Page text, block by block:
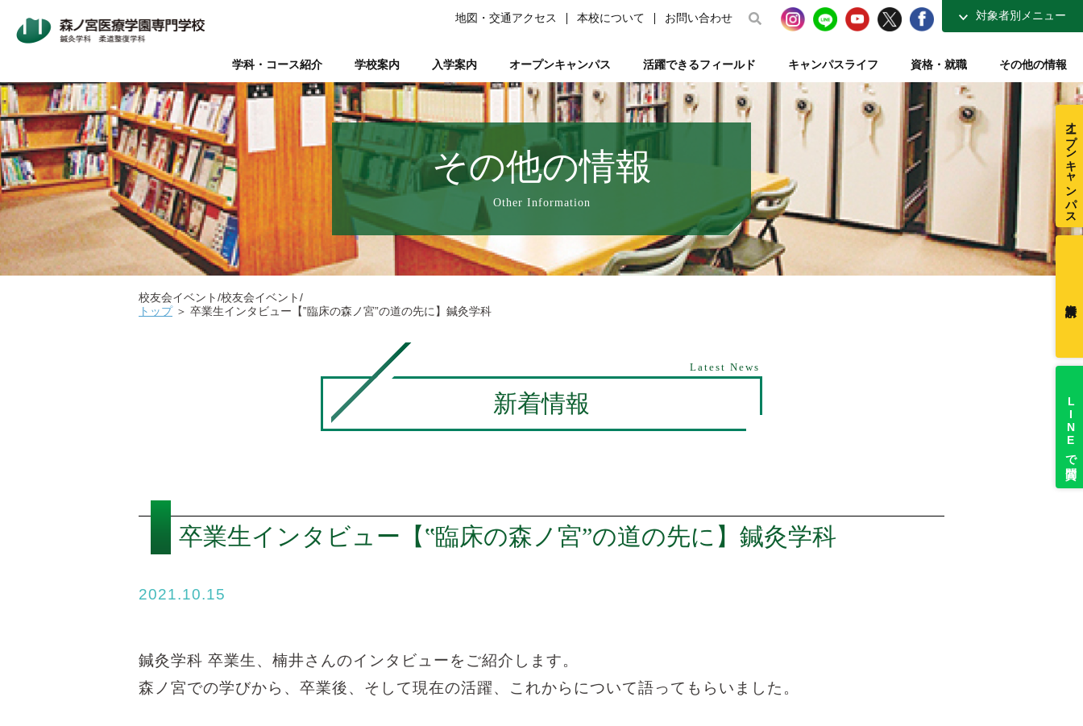
地図・交通アクセス 本校について お問い合わせ 対象者別メニュー
高校生の方へ
社会人・大学生の方へ
在校生ページ
卒業生の方へ
採用ご担当者様へ
学科・コース紹介
Wライセンス制度（鍼灸師+柔道整復師） 鍼灸学科 柔道整復学科 柔整トレーナーコース 夜間コース特集
学校案内
本校について 『臨床の森ノ宮』と呼ばれる理由 校長あいさつ 鍼灸学科 講師紹介 柔道整復学科 講師紹介 施設・図書室紹介
データで見る森ノ宮 動画で知る森ノ宮 森ノ宮の医療×スポーツ スポーツ臨床センター
医療の総合学園 【森ノ宮医療学園】のご紹介 はりきゅうミュージアム
入学案内
入学案内 AO入試 スポーツ特別AO入試 柔道特別AO入試 公募推薦入試 指定校推薦入試 一般入試【テキスト入試】
社会人推薦入試 医療人入試 在校生・卒業生入試 学費・奨学金
オープンキャンパス
オープンキャンパス 平日ミニオープンキャンパス AO入試対策講座
活躍できるフィールド
鍼灸師とは 美容鍼とは 柔道整復師とは スポーツトレーナーとは 柔道整復師と整体師の違い
柔道整復師と理学療法士の違い 女性必見！一緒にめざそモリジョ。
キャンパスライフ
在校生・卒業生の声 学生サポート 学習サポート【学びを支える】 国試サポート【資格取得を支える】
キャリアサポート【就職・開業を支える】 卒業後のサポート【卒業後の活躍を支える】
学生のための保育園【みどりの風保育園】
資格・就職
Wライセンス制度 パーソナルトレーナー資格取得講座 アロマコーディネーター資格取得講座
その他の情報
新着情報 Q&A（よくある質問） 研究活動 フリー冊子【ここ＋から(PLUS)】 テレビ・ラジオ放送【元気もりもり学園】
情報の公表 関係団体ページ お問い合わせ
その他の情報
Other Information
校友会イベント/校友会イベント/
トップ＞ 卒業生インタビュー【‟臨床の森ノ宮”の道の先に】鍼灸学科
新着情報
Latest News
卒業生インタビュー【‟臨床の森ノ宮”の道の先に】鍼灸学科
2021.10.15
鍼灸学科 卒業生、楠井さんのインタビューをご紹介します。
森ノ宮での学びから、卒業後、そして現在の活躍、これからについて語ってもらいました。
オープンキャンパス
LINEで質問